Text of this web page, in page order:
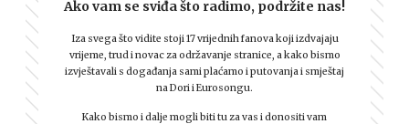
Ako vam se sviđa što radimo, podržite nas!
Iza svega što vidite stoji 17 vrijednih fanova koji izdvajaju
vrijeme, trud i novac za održavanje stranice, a kako bismo
izvještavali s događanja sami plaćamo i putovanja i smještaj
na Dori i Eurosongu.
Kako bismo i dalje mogli biti tu za vas i donositi vam